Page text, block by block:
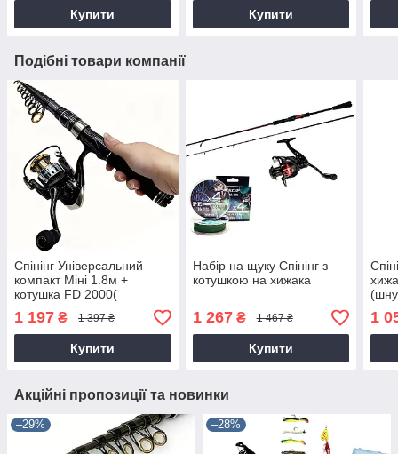
Купити Купити
Подібні товари компанії
Спінінг Універсальний
компакт Міні 1.8м +
котушка FD 2000(
металева шпуля)
1 197 ₴ 1 397 ₴
Купити
Набір на щуку Спінінг з
котушкою на хижака
1 267₴ 1 467 ₴
Купити
1
Акційні пропозиції та новинки
–29% –28%